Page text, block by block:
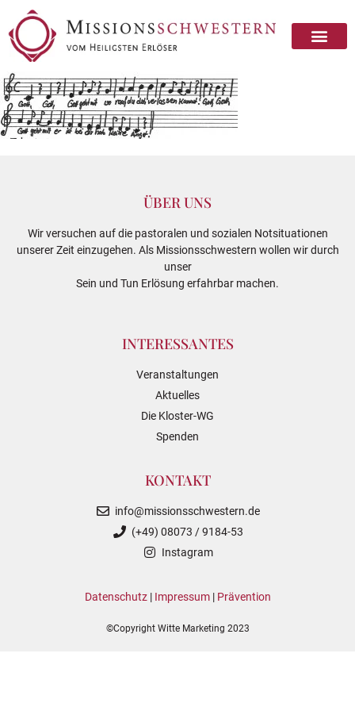
ÜBER UNS
Wir versuchen auf die pastoralen und sozialen Notsituationen
unserer Zeit einzugehen. Als Missionsschwestern wollen wir durch
unser
Sein und Tun Erlösung erfahrbar machen.
INTERESSANTES
Veranstaltungen
Aktuelles
Die Kloster-WG
Spenden
KONTAKT
info@missionsschwestern.de
(+49) 08073 / 9184-53
Instagram
Datenschutz| Impressum| Prävention
©Copyright Witte Marketing 2023